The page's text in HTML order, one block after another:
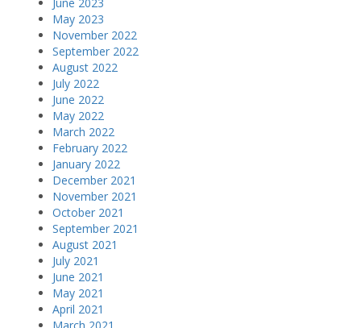
June 2023
May 2023
November 2022
September 2022
August 2022
July 2022
June 2022
May 2022
March 2022
February 2022
January 2022
December 2021
November 2021
October 2021
September 2021
August 2021
July 2021
June 2021
May 2021
April 2021